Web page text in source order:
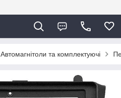
Автомагнітоли та комплектуючі